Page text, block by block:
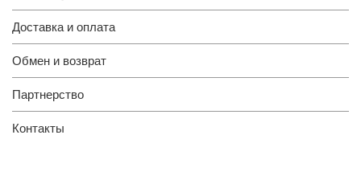
Доставка и оплата
Обмен и возврат
Партнерство
Контакты